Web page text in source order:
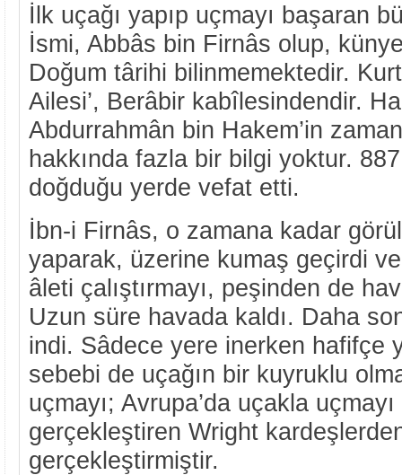
İlk uçağı yapıp uçmayı başaran
İsmi, Abbâs bin Firnâs olup,
Doğum târihi bilinmemektedir.
Ailesi’, Berâbir kabîlesindendir.
Abdurrahmân bin Hakem’in
hakkında fazla bir bilgi yoktur.
doğduğu yerde vefat etti.
İbn-i Firnâs, o zamana kadar
yaparak, üzerine kumaş geçirdi
âleti çalıştırmayı, peşinden de
Uzun süre havada kaldı. Daha
indi. Sâdece yere inerken hafifçe
sebebi de uçağın bir kuyruklu
uçmayı; Avrupa’da uçakla
gerçekleştiren Wright
gerçekleştirmiştir.